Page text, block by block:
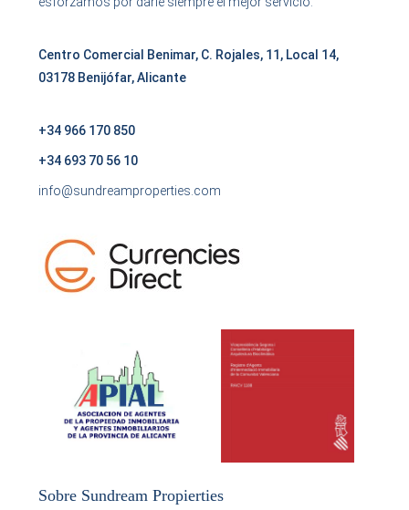
Centro Comercial Benimar, C. Rojales, 11, Local 14,
03178 Benijófar, Alicante
+34 966 170 850
+34 693 70 56 10
info@sundreamproperties.com
Sobre Sundream Propierties